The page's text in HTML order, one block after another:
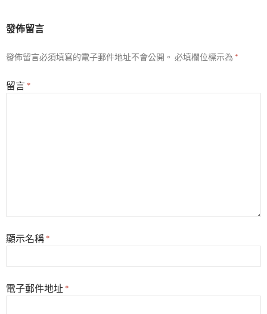
發佈留言
發佈留言必須填寫的電子郵件地址不會公開。 必填欄位標示為 *
留言 *
顯示名稱 *
電子郵件地址 *